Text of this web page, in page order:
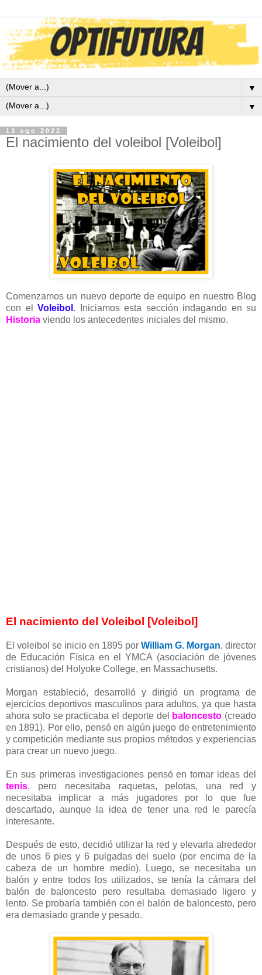
▼
▼
13 ago 2022
El nacimiento del voleibol [Voleibol]
Comenzamos un nuevo deporte de equipo en nuestro Blog
con el Voleibol . Iniciamos esta sección indagando en su
Historia viendo los antecedentes iniciales del mismo.
El nacimiento del Voleibol [Voleibol]
El voleibol se inicio en 1895 por William G. Morgan, director
de Educación Física en el YMCA (asociación de jóvenes
cristianos) del Holyoke College, en Massachusetts.
Morgan estableció, desarrolló y dirigió un programa de
ejercicios deportivos masculinos para adultos, ya que hasta
ahora solo se practicaba el deporte del
baloncesto (creado
en 1891). Por ello, pensó en algún juego de entretenimiento
y competición mediante sus propios métodos y experiencias
para crear un nuevo juego.
En sus primeras investigaciones pensó en tomar ideas del
tenis, pero necesitaba raquetas, pelotas, una red y
necesitaba implicar a más jugadores por lo que fue
descartado, aunque la idea de tener una red le parecía
interesante.
Después de esto, decidió utilizar la red y elevarla alrededor
de unos 6 pies y 6 pulgadas del suelo (por encima de la
cabeza de un hombre medio). Luego, se necesitaba un
balón y entre todos los utilizados, se tenía la cámara del
balón de baloncesto pero resultaba demasiado ligero y
lento. Se probaría también con el balón de baloncesto, pero
era demasiado grande y pesado.